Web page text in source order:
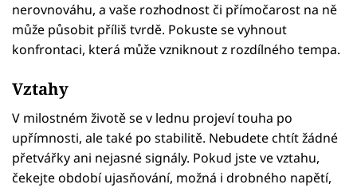
nerovnováhu, a vaše rozhodnost či přímočarost na ně
může působit příliš tvrdě. Pokuste se vyhnout
konfrontaci, která může vzniknout z rozdílného tempa.
Vztahy
V milostném životě se v lednu projeví touha po
upřímnosti, ale také po stabilitě. Nebudete chtít žádné
přetvářky ani nejasné signály. Pokud jste ve vztahu,
čekejte období ujasňování, možná i drobného napětí,